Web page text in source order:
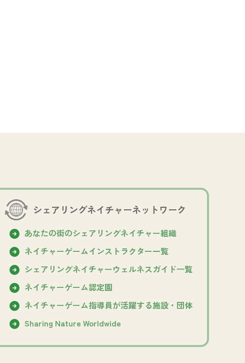
シェアリングネイチャーネットワーク
あなたの街のシェアリングネイチャー組織
ネイチャーゲームインストラクター一覧
シェアリングネイチャーウェルネスガイド⼀覧
ネイチャーゲーム認定園
ネイチャーゲーム指導員が活躍する施設・団体
Sharing Nature Worldwide